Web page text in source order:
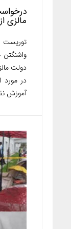
مالزی
توریست
دولت
در مورد
آموزش